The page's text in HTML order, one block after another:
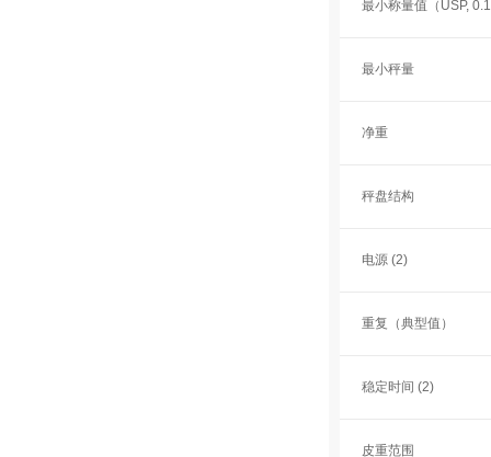
最小称量值（USP,
最小秤量
净重
秤盘结构
电源 (2)
重复（典型值）
稳定时间 (2)
皮重范围